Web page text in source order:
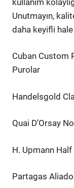
Unutmayın,
daha keyifli
Cuban Custom
Purolar
Handelsgold
Quai D’Orsay
H. Upmann Half
Partagas